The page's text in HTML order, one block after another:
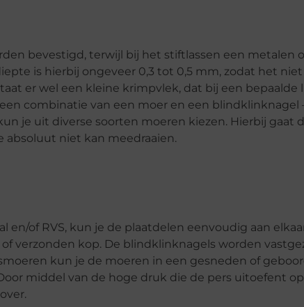
bevestigd, terwijl bij het stiftlassen een metalen
is hierbij ongeveer 0,3 tot 0,5 mm, zodat het
er wel een kleine krimpvlek, dat bij een bepaalde
combinatie van een moer en een blindklinknagel
je uit diverse soorten moeren kiezen. Hierbij gaat
absoluut niet kan meedraaien.
en/of RVS, kun je de plaatdelen eenvoudig aan
verzonden kop. De blindklinknagels worden
kun je de moeren in een gesneden of
middel van de hoge druk die de pers uitoefent